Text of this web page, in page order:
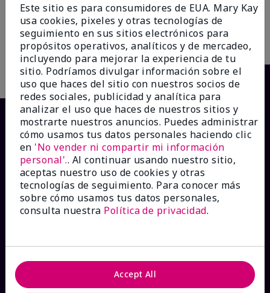
Iniciar sesión
¿CÓMO PODEMOS AYUDAR?
Recibe e-mails
Ver estado del pedido
Este sitio es para consumidores de EUA. Mary Kay
usa cookies, pixeles y otras tecnologías de
seguimiento en sus sitios electrónicos para
propósitos operativos, analíticos y de mercadeo,
incluyendo para mejorar la experiencia de tu
sitio. Podríamos divulgar información sobre el
uso que haces del sitio con nuestros socios de
redes sociales, publicidad y analítica para
analizar el uso que haces de nuestros sitios y
mostrarte nuestros anuncios. Puedes administrar
cómo usamos tus datos personales haciendo clic
en 'No vender ni compartir mi información
personal'.. Al continuar usando nuestro sitio,
aceptas nuestro uso de cookies y otras
tecnologías de seguimiento. Para conocer más
sobre cómo usamos tus datos personales,
consulta nuestra Política de privacidad.
Accept All